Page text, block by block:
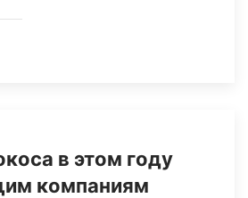
в этом году
компаниям